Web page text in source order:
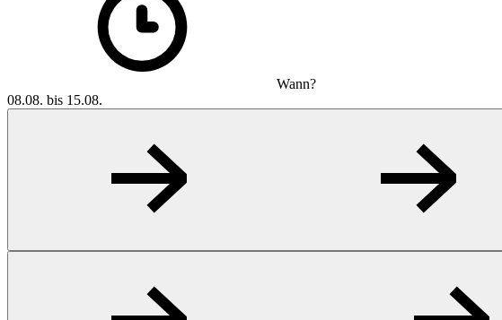
Wann?
08.08. bis 15.08.